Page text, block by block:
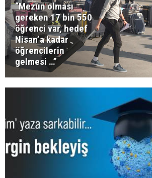
“Mezun olması
gereken 17 bin 550
öğrenci var, hedef
Nisan’a kadar
öğrencilerin
gelmesi …”